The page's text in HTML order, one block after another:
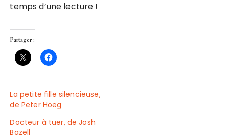
temps d’une lecture !
Partager :
La petite fille silencieuse,
de Peter Hoeg
Docteur à tuer, de Josh
Bazell